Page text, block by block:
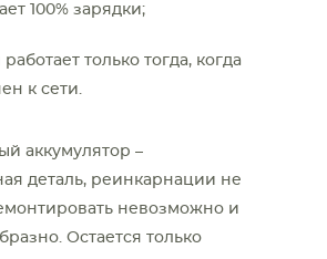
100% зарядки;
только тогда, когда
к сети.
аккумулятор –
деталь, реинкарнации не
невозможно и
Остается только